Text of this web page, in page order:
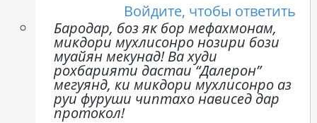
Войдите, чтобы ответить
Бародар, боз як бор мефахмонам,
микдори мухлисонро нозири бози
муайян мекунад! Ва худи
рохбарияти дастаи “Далерон”
мегуянд, ки микдори мухлисонро аз
руи фуруши чиптахо нависед дар
протокол!